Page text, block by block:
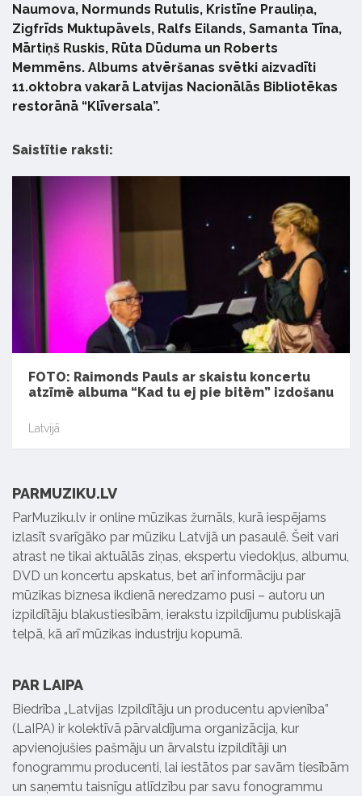
Naumova, Normunds Rutulis, Kristīne Prauliņa,
Zigfrīds Muktupāvels, Ralfs Eilands, Samanta Tīna,
Mārtiņš Ruskis, Rūta Dūduma un Roberts
Memmēns. Albums atvēršanas svētki aizvadīti
11.oktobra vakarā Latvijas Nacionālās Bibliotēkas
restorānā “Klīversala”.
Saistītie raksti:
FOTO: Raimonds Pauls ar skaistu koncertu
atzīmē albuma “Kad tu ej pie bitēm” izdošanu
Latvijā
PARMUZIKU.LV
ParMuziku.lv ir online mūzikas žurnāls, kurā iespējams
izlasīt svarīgāko par mūziku Latvijā un pasaulē. Šeit vari
atrast ne tikai aktuālās ziņas, ekspertu viedokļus, albumu,
DVD un koncertu apskatus, bet arī informāciju par
mūzikas biznesa ikdienā neredzamo pusi – autoru un
izpildītāju blakustiesībām, ierakstu izpildījumu publiskajā
telpā, kā arī mūzikas industriju kopumā.
PAR LAIPA
Biedrība „Latvijas Izpildītāju un producentu apvienība”
(LaIPA) ir kolektīvā pārvaldījuma organizācija, kur
apvienojušies pašmāju un ārvalstu izpildītāji un
fonogrammu producenti, lai iestātos par savām tiesībām
un saņemtu taisnīgu atlīdzību par savu fonogrammu